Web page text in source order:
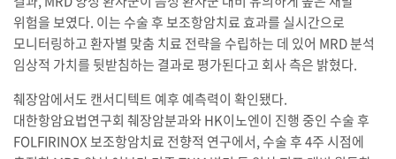
위험을 보였다. 이는 수술 후 보조항암치료 효과를 실시간으로
모니터링하고 환자별 맞춤 치료 전략을 수립하는 데 있어 MRD 분석
임상적 가치를 뒷받침하는 결과로 평가된다고 회사 측은 밝혔다.
췌장암에서도 캔서디텍트 예후 예측력이 확인됐다.
대한항암요법연구회 췌장암분과와 HK이노엔이 진행 중인 수술 후
FOLFIRINOX 보조항암치료 전향적 연구에서, 수술 후 4주 시점에